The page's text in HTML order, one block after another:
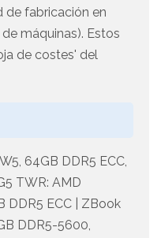
de fabricación en
máquinas). Estos
de costes' del
64GB DDR5 ECC,
TWR: AMD
DDR5 ECC | ZBook
DDR5-5600,